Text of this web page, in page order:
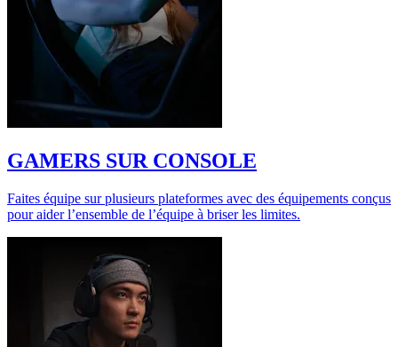
GAMERS SUR CONSOLE
Faites équipe sur plusieurs plateformes avec des équipements conçus
pour aider l’ensemble de l’équipe à briser les limites.